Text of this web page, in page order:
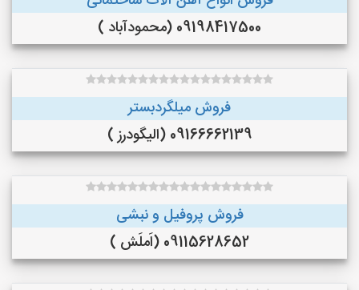
09198417500 (محمودآباد )
فروش میلگردبستر
09166662139 (الیگودرز )
فروش پروفیل و نبشی
09115628652 (اَملَش )